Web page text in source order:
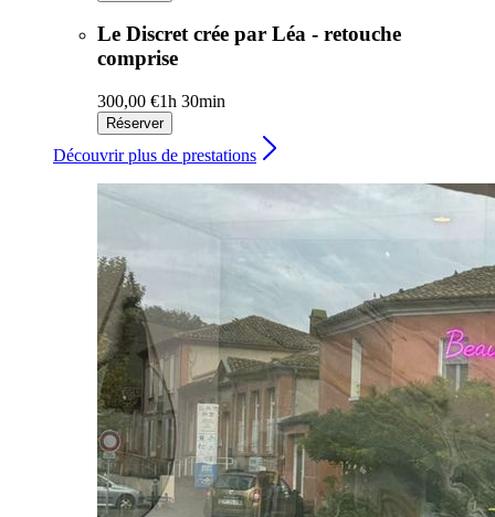
Le Discret crée par Léa - retouche
comprise
300,00 €1h 30min
Réserver
Découvrir plus de prestations